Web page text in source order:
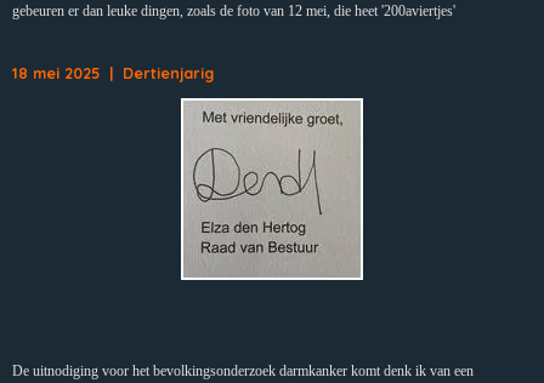
gebeuren er dan leuke dingen, zoals de foto van 12 mei, die heet '200aviertjes'
18 mei 2025 | Dertienjarig
De uitnodiging voor het bevolkingsonderzoek darmkanker komt denk ik van een